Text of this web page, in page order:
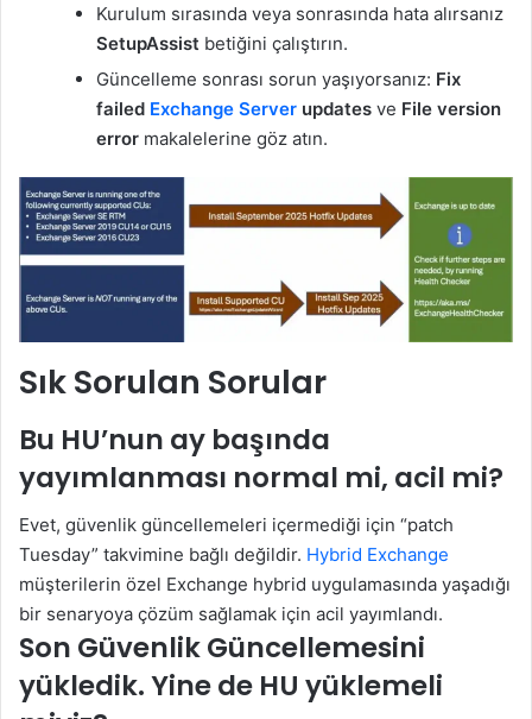
Kurulum sırasında veya sonrasında hata alırsanız
SetupAssist betiğini çalıştırın.
Güncelleme sonrası sorun yaşıyorsanız: Fix
failed Exchange Server updates ve File version
error makalelerine göz atın.
Sık Sorulan Sorular
Bu HU’nun ay başında
yayımlanması normal mi, acil mi?
Evet, güvenlik güncellemeleri içermediği için “patch
Tuesday” takvimine bağlı değildir. Hybrid Exchange
müşterilerin özel Exchange hybrid uygulamasında yaşadığı
bir senaryoya çözüm sağlamak için acil yayımlandı.
Son Güvenlik Güncellemesini
yükledik. Yine de HU yüklemeli